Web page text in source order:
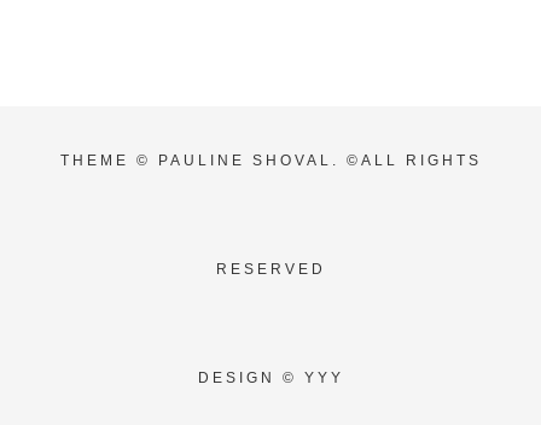
THEME © PAULINE SHOVAL. ©ALL RIGHTS
RESERVED
DESIGN © YYY